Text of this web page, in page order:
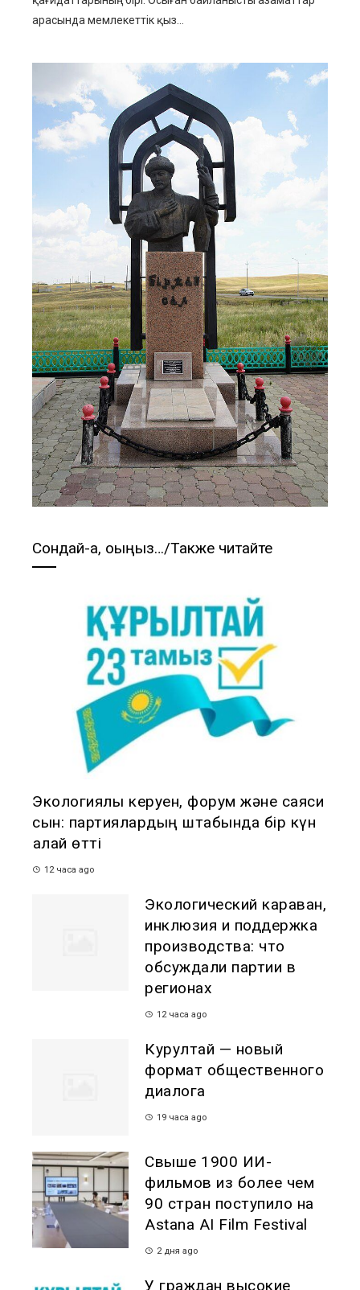
арасында мемлекеттік қыз...
Сондай-ақ, оқыңыз…/Также читайте
Экологиялық керуен, форум және саяси
сын: партиялардың штабында бір күн
қалай өтті
12 часа ago
Экологический караван,
инклюзия и поддержка
производства: что
обсуждали партии в
регионах
12 часа ago
Курултай — новый
формат общественного
диалога
19 часа ago
Свыше 1900 ИИ-
фильмов из более чем
90 стран поступило на
Astana AI Film Festival
2 дня ago
У граждан высокие